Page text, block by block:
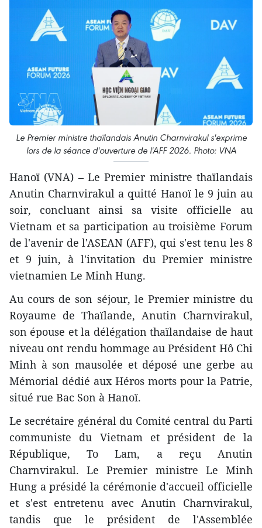
Le Premier ministre thaïlandais Anutin Charnvirakul s'exprime
lors de la séance d'ouverture de l'AFF 2026. Photo: VNA
Hanoï (VNA) – Le Premier ministre thaïlandais
Anutin Charnvirakul a quitté Hanoï le 9 juin au
soir, concluant ainsi sa visite officielle au
Vietnam et sa participation au troisième Forum
de l'avenir de l'ASEAN (AFF), qui s'est tenu les 8
et 9 juin, à l'invitation du Premier ministre
vietnamien Le Minh Hung.
Au cours de son séjour, le Premier ministre du
Royaume de Thaïlande, Anutin Charnvirakul,
son épouse et la délégation thaïlandaise de haut
niveau ont rendu hommage au Président Hô Chi
Minh à son mausolée et déposé une gerbe au
Mémorial dédié aux Héros morts pour la Patrie,
situé rue Bac Son à Hanoï.
Le secrétaire général du Comité central du Parti
communiste du Vietnam et président de la
République, To Lam, a reçu Anutin
Charnvirakul. Le Premier ministre Le Minh
Hung a présidé la cérémonie d'accueil officielle
et s'est entretenu avec Anutin Charnvirakul,
tandis que le président de l'Assemblée